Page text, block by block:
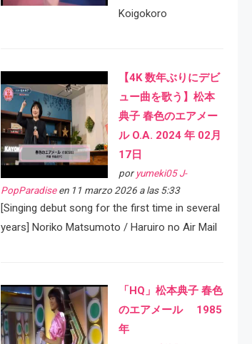
Koigokoro
【4K 数年ぶりにデビ
ュー曲を歌う】松本
典子 春色のエアメー
ル O.A. 2024 年 02月
17日
por yumeki05 J-
PopParadiseen 11 marzo 2026 a las 5:33
[Singing debut song for the first time in several
years] Noriko Matsumoto / Haruiro no Air Mail
「HQ」松本典子 春色
のエアメール 1985
年